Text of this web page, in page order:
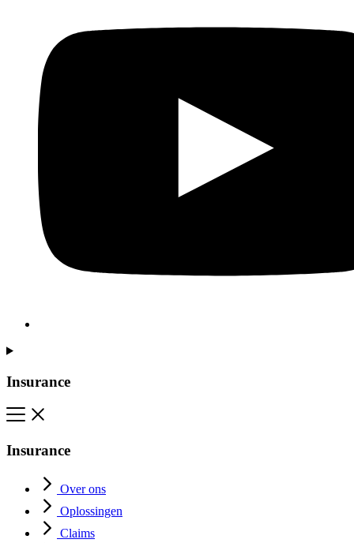
Insurance
Insurance
Over ons
Oplossingen
Claims